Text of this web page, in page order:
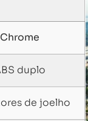
Chrome
duplo
de joelho